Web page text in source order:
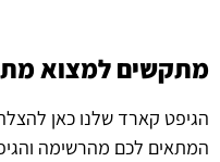
מתקשים למצוא
הגיפט קארד שלנו כאן
המתאים לכם מהרשימה